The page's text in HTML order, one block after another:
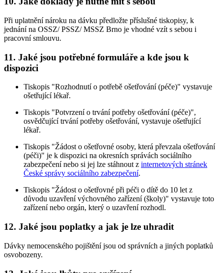
Při uplatnění nároku na dávku předložte příslušné tiskopisy, k
jednání na OSSZ/ PSSZ/ MSSZ Brno je vhodné vzít s sebou i
pracovní smlouvu.
11. Jaké jsou potřebné formuláře a kde jsou k
dispozici
Tiskopis "Rozhodnutí o potřebě ošetřování (péče)" vystavuje
ošetřující lékař.
Tiskopis "Potvrzení o trvání potřeby ošetřování (péče)",
osvědčující trvání potřeby ošetřování, vystavuje ošetřující
lékař.
Tiskopis "Žádost o ošetřovné osoby, která převzala ošetřování
(péči)" je k dispozici na okresních správách sociálního
zabezpečení nebo si jej lze stáhnout z internetových stránek
České správy sociálního zabezpečení.
Tiskopis "Žádost o ošetřovné při péči o dítě do 10 let z
důvodu uzavření výchovného zařízení (školy)" vystavuje toto
zařízení nebo orgán, který o uzavření rozhodl.
12. Jaké jsou poplatky a jak je lze uhradit
Dávky nemocenského pojištění jsou od správních a jiných poplatků
osvobozeny.